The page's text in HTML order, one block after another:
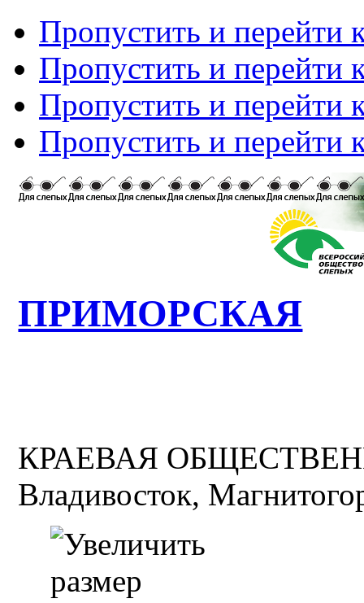
Пропустить и перейти
Пропустить и перейти
Пропустить и перейти
Пропустить и перейти
ПРИМОРСКАЯ
КРАЕВАЯ
Владивосток,